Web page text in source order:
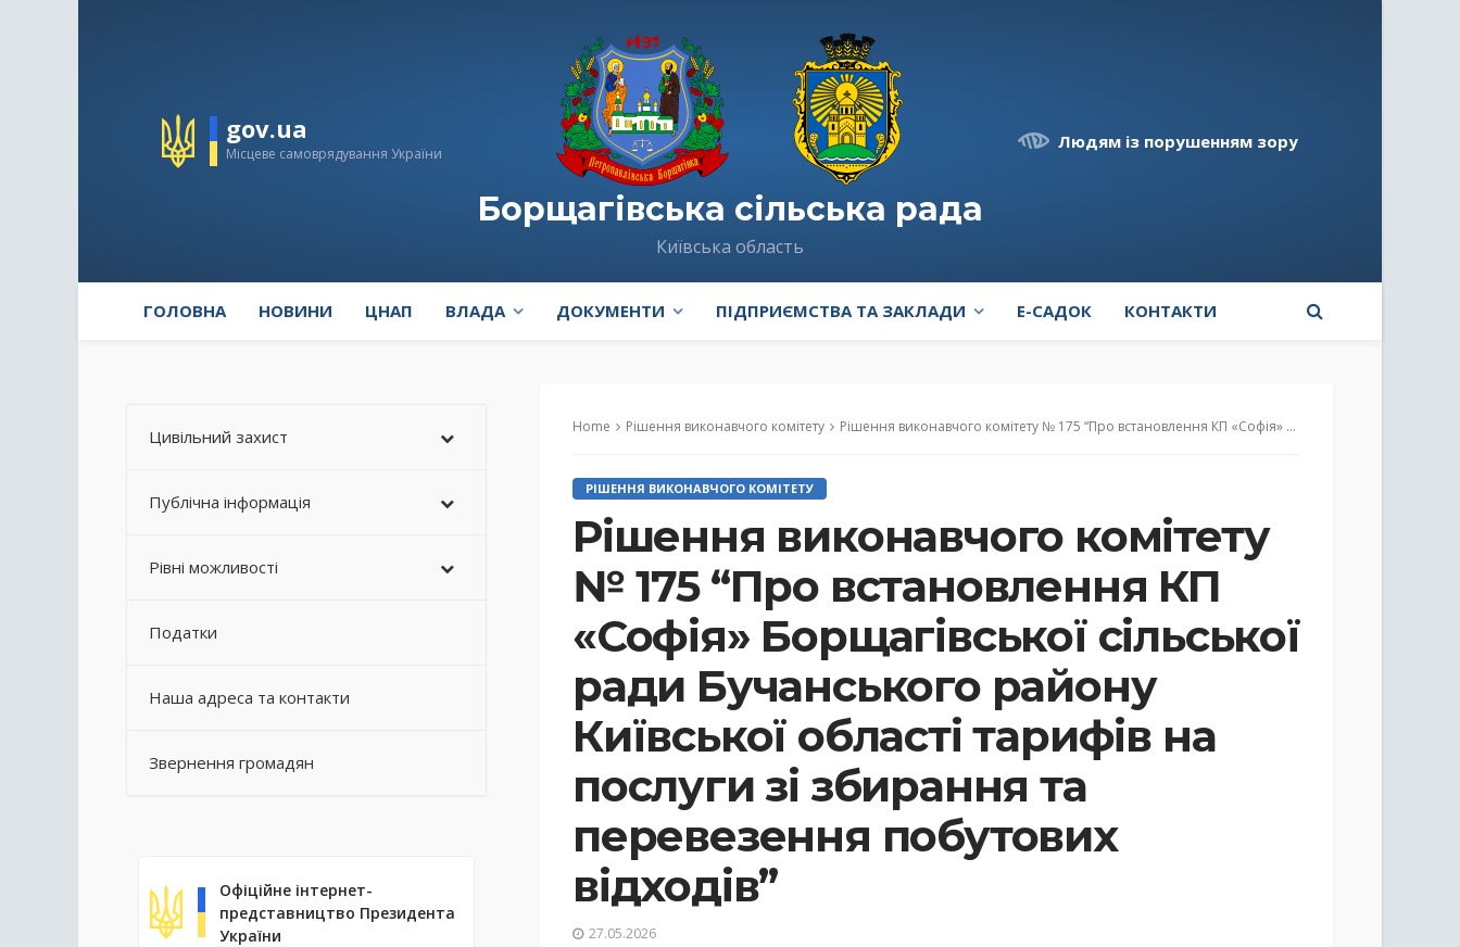
gov.ua
Місцеве самоврядування України
Борщагівська сільська рада
Київська область
Людям із порушенням зору
ГОЛОВНА НОВИНИ ЦНАП ВЛАДА ДОКУМЕНТИ ПІДПРИЄМСТВА ТА ЗАКЛАДИ E-САДОК КОНТАКТИ
Home Рішення виконавчого комітету Рішення виконавчого комітету № 175 “Про встановлення КП «Софія» Борщагівської сільської ради Бучанського району Київської області тарифів на послуги зі збирання та перевезення побутових відходів”
РІШЕННЯ ВИКОНАВЧОГО КОМІТЕТУ
Рішення виконавчого комітету
№ 175 “Про встановлення КП
«Софія» Борщагівської сільської
ради Бучанського району
Київської області тарифів на
послуги зі збирання та
перевезення побутових
відходів”
27.05.2026
Цивільний захист
Публічна інформація
Рівні можливості
Податки
Наша адреса та контакти
Звернення громадян
Офіційне інтернет-
представництво Президента
України